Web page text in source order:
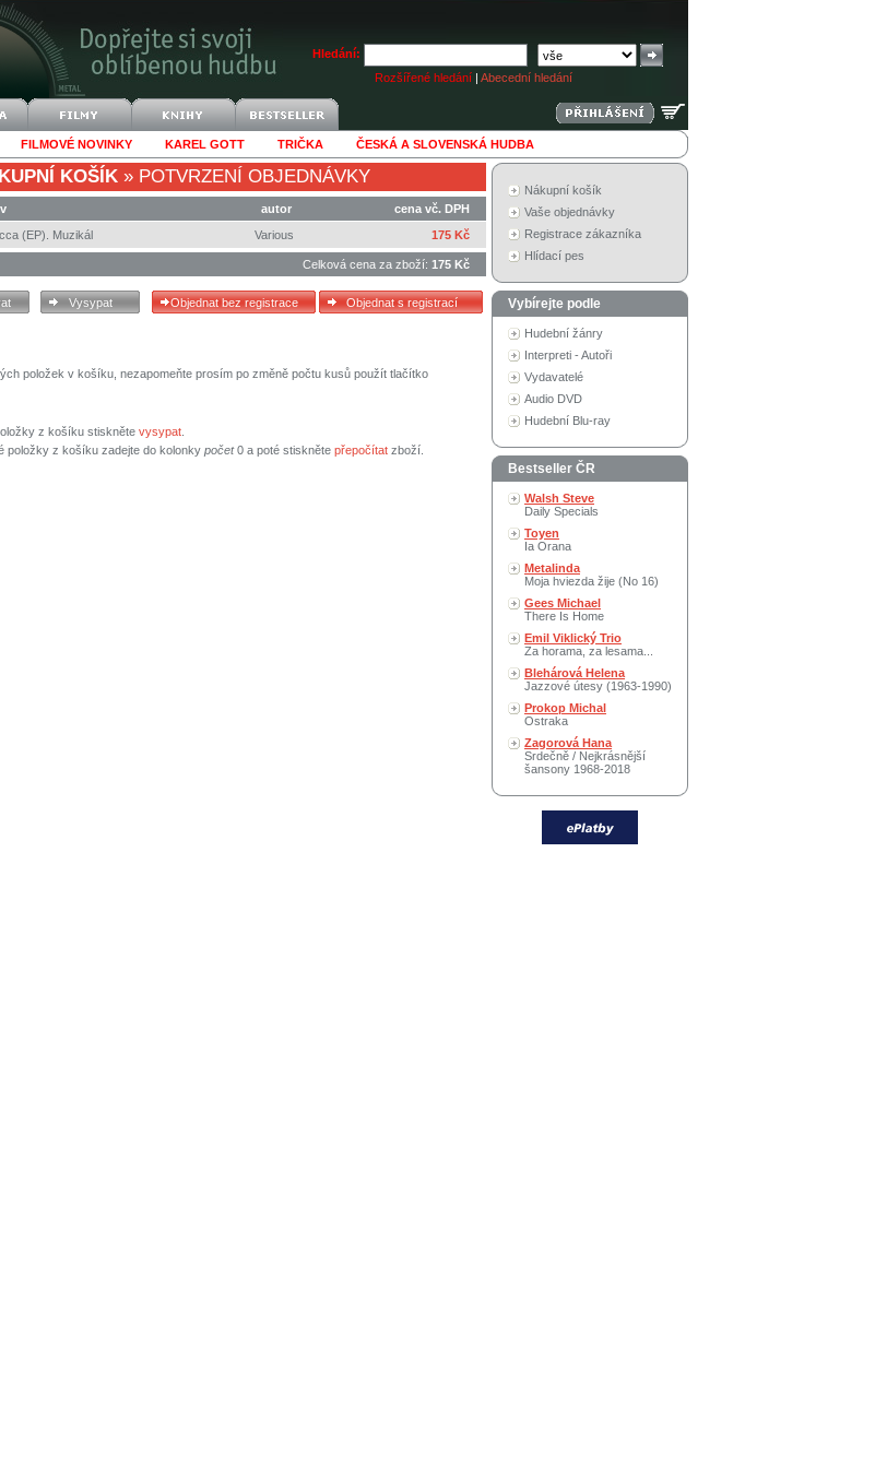
Hledání:
Rozšířené hledání | Abecední hledání
FILMOVÉ NOVINKY KAREL GOTT TRIČKA ČESKÁ A SLOVENSKÁ HUDBA
KOŠÍK » POTVRZENÍ OBJEDNÁVKY
autor
cena vč. DPH
(EP). Muzikál Various 175 Kč
Celková cena za zboží: 175 Kč
položek v košíku, nezapomeňte prosím po změně počtu kusů použít tlačítko
z košíku stiskněte vysypat
položky z košíku zadejte do kolonky počet0 a poté stiskněte přepočítat zboží.
Nákupní košík
Vaše objednávky
Registrace zákazníka
Hlídací pes
Vybírejte podle
Hudební žánry
Interpreti - Autoři
Vydavatelé
Audio DVD
Hudební Blu-ray
Bestseller ČR
Walsh Steve
Daily Specials
Toyen
Ia Orana
Metalinda
Moja hviezda žije (No 16)
Gees Michael
There Is Home
Emil Viklický Trio
Za horama, za lesama...
Blehárová Helena
Jazzové útesy (1963-1990)
Prokop Michal
Ostraka
Zagorová Hana
Srdečně / Nejkrásnější
šansony 1968-2018